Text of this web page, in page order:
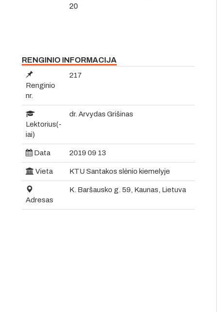
20
RENGINIO INFORMACIJA
Renginio
nr.
217
Lektorius(-
iai)
dr. Arvydas Grišinas
Data 2019 09 13
Vieta KTU Santakos slėnio kiemelyje
Adresas
K. Baršausko g. 59, Kaunas, Lietuva